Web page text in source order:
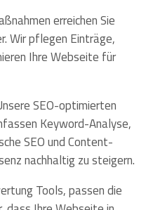
erreichen Sie
Wir pflegen Einträge,
Ihre Webseite für
SEO-optimierten
Keyword-Analyse,
SEO und Content-
nachhaltig zu steigern.
Tools, passen die